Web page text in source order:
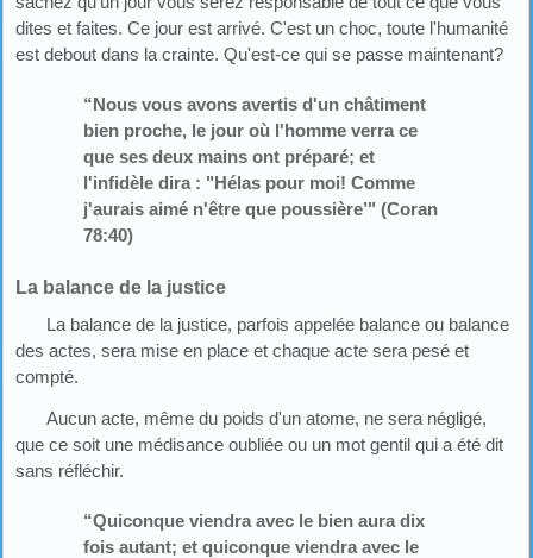
dites et faites. Ce jour est arrivé. C'est un choc, toute l'humanité
est debout dans la crainte. Qu'est-ce qui se passe maintenant?
“Nous vous avons avertis d'un châtiment
bien proche, le jour où l'homme verra ce
que ses deux mains ont préparé; et
l'infidèle dira : "Hélas pour moi! Comme
j'aurais aimé n'être que poussière’" (Coran
78:40)
La balance de la justice
La balance de la justice, parfois appelée balance ou balance
des actes, sera mise en place et chaque acte sera pesé et
compté.
Aucun acte, même du poids d'un atome, ne sera négligé,
que ce soit une médisance oubliée ou un mot gentil qui a été dit
sans réfléchir.
“Quiconque viendra avec le bien aura dix
fois autant; et quiconque viendra avec le